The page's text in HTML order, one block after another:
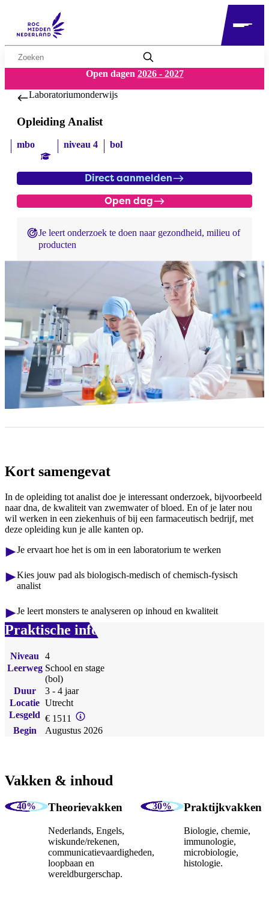
Zoekwoord
Open dagen 2026 - 2027
Laboratoriumonderwijs
Opleiding Analist
mbo niveau 4 bol
Direct aanmelden
Open dag
Je leert onderzoek te doen naar gezondheid, milieu of
producten
Kort samengevat
In de opleiding tot analist doe je interessant onderzoek, bijvoorbeeld
naar dna, de kwaliteit van zwemwater of bloed. En of je later nou
wil werken in een ziekenhuis of bij een farmaceutisch bedrijf, met
deze opleiding kun je alle kanten op.
Je ervaart hoe het is om in een laboratorium te werken
Kies jouw pad als biologisch-medisch of chemisch-fysisch
analist
Je leert monsters te analyseren op inhoud en kwaliteit
Praktische info
Niveau
4
Leerweg School en stage
(bol)
Duur
3 - 4 jaar
Locatie Utrecht
Lesgeld € 1511
Begin
Augustus 2026
Vakken & inhoud
Theorievakken
Nederlands, Engels,
wiskunde/rekenen,
communicatievaardigheden,
loopbaan en
wereldburgerschap.
Praktijkvakken
Biologie, chemie,
immunologie,
microbiologie,
histologie.